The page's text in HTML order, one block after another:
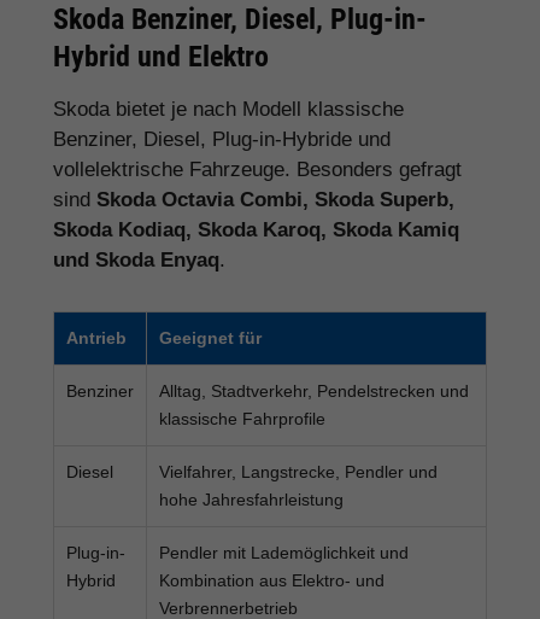
Skoda Benziner, Diesel, Plug-in-
Hybrid und Elektro
Skoda bietet je nach Modell klassische
Benziner, Diesel, Plug-in-Hybride und
vollelektrische Fahrzeuge. Besonders gefragt
sind Skoda Octavia Combi, Skoda Superb,
Skoda Kodiaq, Skoda Karoq, Skoda Kamiq
und Skoda Enyaq.
Antrieb Geeignet für
Benziner
Alltag, Stadtverkehr, Pendelstrecken und
klassische Fahrprofile
Diesel
Vielfahrer, Langstrecke, Pendler und
hohe Jahresfahrleistung
Plug-in-
Hybrid
Pendler mit Lademöglichkeit und
Kombination aus Elektro- und
Verbrennerbetrieb